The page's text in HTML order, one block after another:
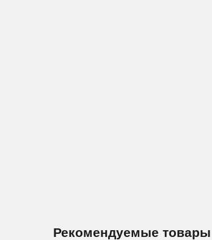
Рекомендуемые товары